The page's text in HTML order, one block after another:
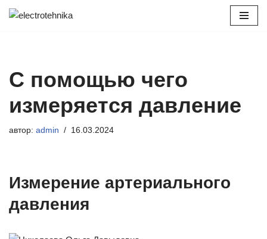
С помощью чего
измеряется давление
автор: admin 16.03.2024
Измерение артериального
давления